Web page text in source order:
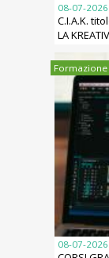
08-07-2026
C.I.A.K.
LA
Formazione
08-07-2026